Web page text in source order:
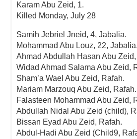
Karam Abu Zeid, 1.
Killed Monday, July 28
Samih Jebriel Jneid, 4, Jabalia.
Mohammad Abu Louz, 22, Jabalia.
Ahmad Abdullah Hasan Abu
Widad Ahmad Salama Abu Zeid,
Sham’a Wael Abu Zeid, Rafah.
Mariam Marzouq Abu Zeid, Rafah.
Falasteen Mohammad Abu Zeid,
Abdullah Nidal Abu Zeid (child),
Bissan Eyad Abu Zeid, Rafah.
Abdul-Hadi Abu Zeid (Child9,